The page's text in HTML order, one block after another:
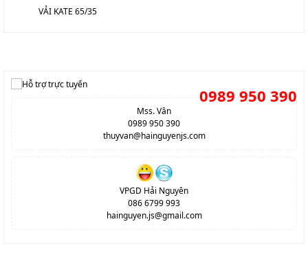
VẢI KATE 65/35
0989 950 390
Mss. Vân
0989 950 390
thuyvan@hainguyenjs.com
VPGD Hải Nguyên
086 6799 993
hainguyen.js@gmail.com